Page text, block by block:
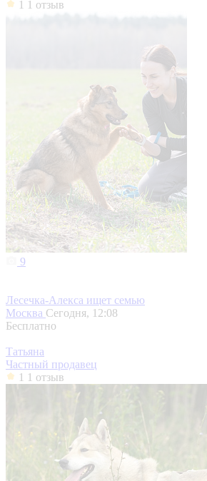
1 1 отзыв
9
Лесечка-Алекса ищет семью
Москва Сегодня, 12:08
Бесплатно
Татьяна
Частный продавец
1 1 отзыв